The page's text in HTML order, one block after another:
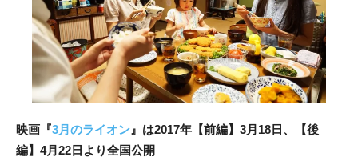
映画『3月のライオン』は2017年【前編】3月18日、【後
編】4月22日より全国公開